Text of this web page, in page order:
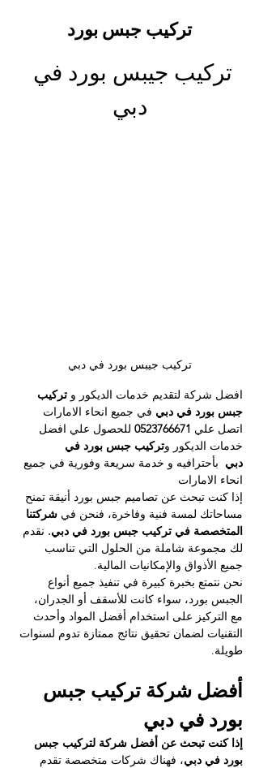
تركيب جبس بورد
تركيب جيبس بورد في
دبي
تركيب جيبس بورد في دبي
افضل شركة لتقديم خدمات الديكور و تركيب
جبس بورد في دبي في جميع انحاء الامارات
اتصل علي 0523766671 للحصول علي افضل
خدمات الديكور وتركيب جبس بورد في
دبي بأحترافيه و خدمة سريعة وفورية في جميع
انحاء الامارات
إذا كنت تبحث عن تصاميم جبس بورد أنيقة تمنح
مساحاتك لمسة فنية وفاخرة، فنحن في شركتنا
المتخصصة في تركيب جبس بورد في دبي. نقدم
لك مجموعة شاملة من الحلول التي تناسب
جميع الأذواق والإمكانيات المالية.
نحن نتمتع بخبرة كبيرة في تنفيذ جميع أنواع
الجبس بورد، سواء كانت للأسقف أو الجدران،
مع التركيز على استخدام أفضل المواد وأحدث
التقنيات لضمان تحقيق نتائج ممتازة تدوم لسنوات
طويلة.
أفضل شركة تركيب جبس
بورد في دبي
إذا كنت تبحث عن أفضل شركة لتركيب جبس
بورد في دبي، فهناك شركات متخصصة تقدم